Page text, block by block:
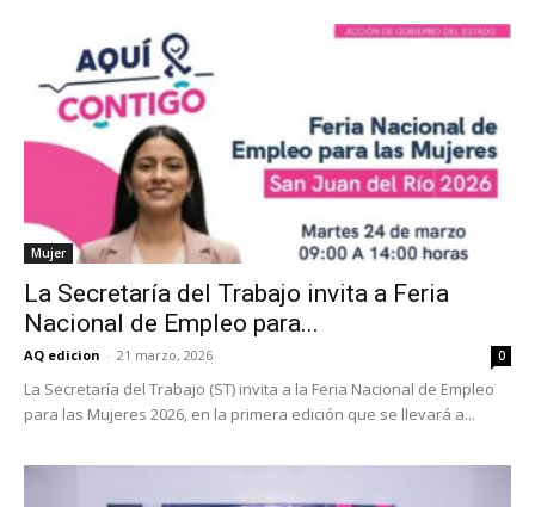
Mujer
La Secretaría del Trabajo invita a Feria
Nacional de Empleo para...
AQ edicion - 21 marzo, 2026 0
La Secretaría del Trabajo (ST) invita a la Feria Nacional de Empleo
para las Mujeres 2026, en la primera edición que se llevará a...